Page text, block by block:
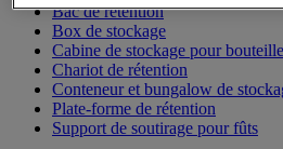
Bac de rétention
Box de stockage
Cabine de stockage pour
Chariot de rétention
Conteneur et bungalow de
Plate-forme de rétention
Support de soutirage pour fûts